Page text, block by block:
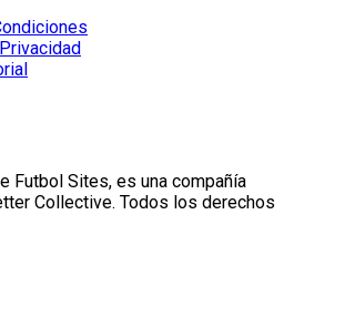
Futbol Sites, es una compañía
Collective. Todos los derechos